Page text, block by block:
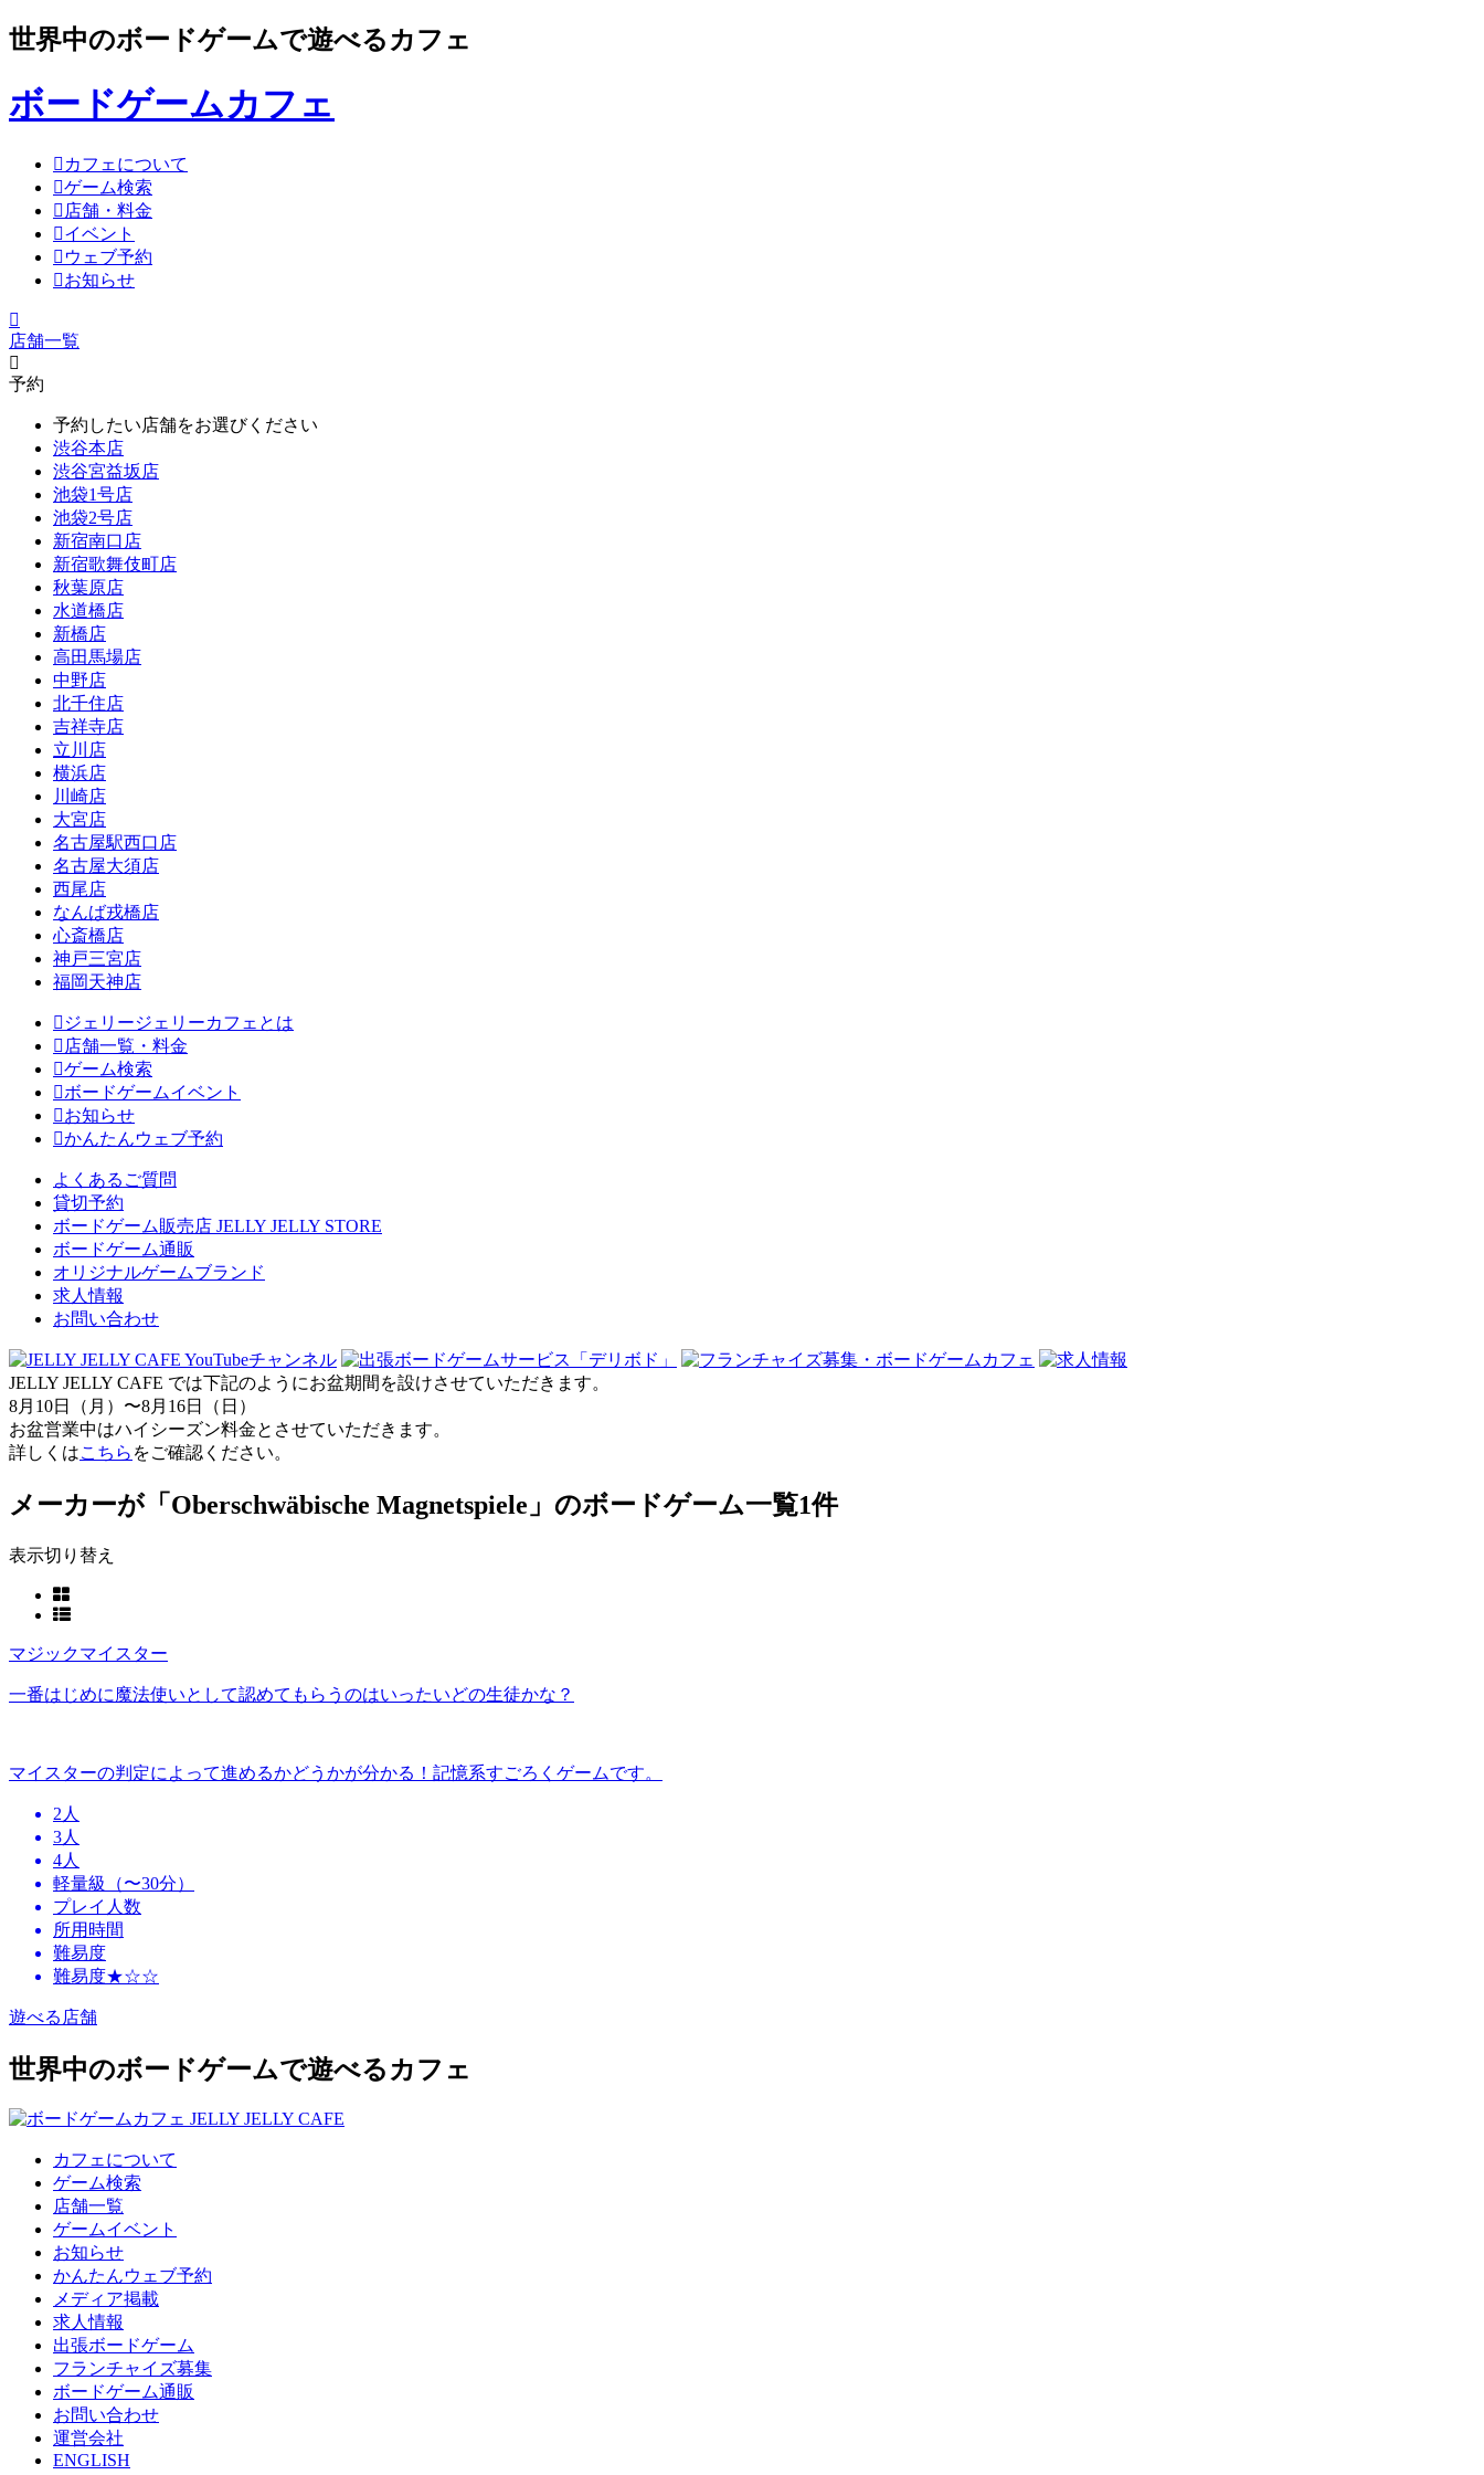
世界中のボードゲームで遊べるカフェ
ボードゲームカフェ
カフェについて
ゲーム検索
店舗・料金
イベント
ウェブ予約
お知らせ
店舗一覧
予約
予約したい店舗をお選びください
渋谷本店
渋谷宮益坂店
池袋1号店
池袋2号店
新宿南口店
新宿歌舞伎町店
秋葉原店
水道橋店
新橋店
高田馬場店
中野店
北千住店
吉祥寺店
立川店
横浜店
川崎店
大宮店
名古屋駅西口店
名古屋大須店
西尾店
なんば戎橋店
心斎橋店
神戸三宮店
福岡天神店
ジェリージェリーカフェとは
店舗一覧・料金
ゲーム検索
ボードゲームイベント
お知らせ
かんたんウェブ予約
よくあるご質問
貸切予約
ボードゲーム販売店 JELLY JELLY STORE
ボードゲーム通販
オリジナルゲームブランド
求人情報
お問い合わせ
JELLY JELLY CAFE では下記のようにお盆期間を設けさせていただきます。
8月10日（月）〜8月16日（日）
お盆営業中はハイシーズン料金とさせていただきます。
詳しくはこちら をご確認ください。
メーカーが「Oberschwäbische Magnetspiele」のボードゲーム一覧1件
表示切り替え
マジックマイスター
一番はじめに魔法使いとして認めてもらうのはいったいどの生徒かな？
マイスターの判定によって進めるかどうかが分かる！記憶系すごろくゲームです。
2人
3人
4人
軽量級（〜30分）
プレイ人数
所用時間
難易度
難易度★☆☆
遊べる店舗
世界中のボードゲームで遊べるカフェ
カフェについて
ゲーム検索
店舗一覧
ゲームイベント
お知らせ
かんたんウェブ予約
メディア掲載
求人情報
出張ボードゲーム
フランチャイズ募集
ボードゲーム通販
お問い合わせ
運営会社
ENGLISH